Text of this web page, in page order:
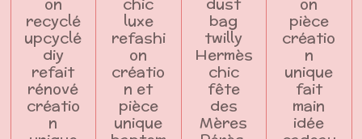
recyclé
upcyclé
diy
refait
rénové
créatio
n
luxe
refashi
on
créatio
n et
pièce
unique
bag
twilly
Hermès
chic
fête
des
Mères
pièce
créatio
n
unique
fait
main
idée